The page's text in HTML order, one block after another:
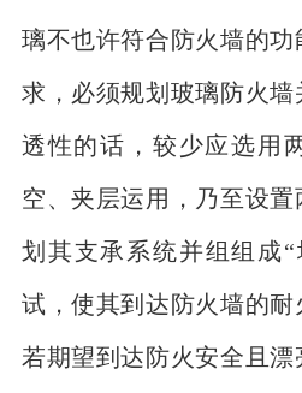
璃不也许符合防火墙的
求，必须规划玻璃防火墙
透性的话，较少应选用
空、夹层运用，乃至设
划其支承系统并组组成“
试，使其到达防火墙的耐
若期望到达防火安全且